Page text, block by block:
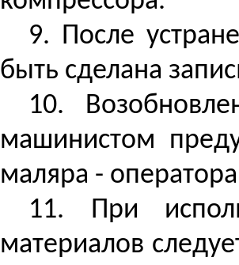
9. После
быть сделана
10.
машинистом
маляра -
11. При
материалов